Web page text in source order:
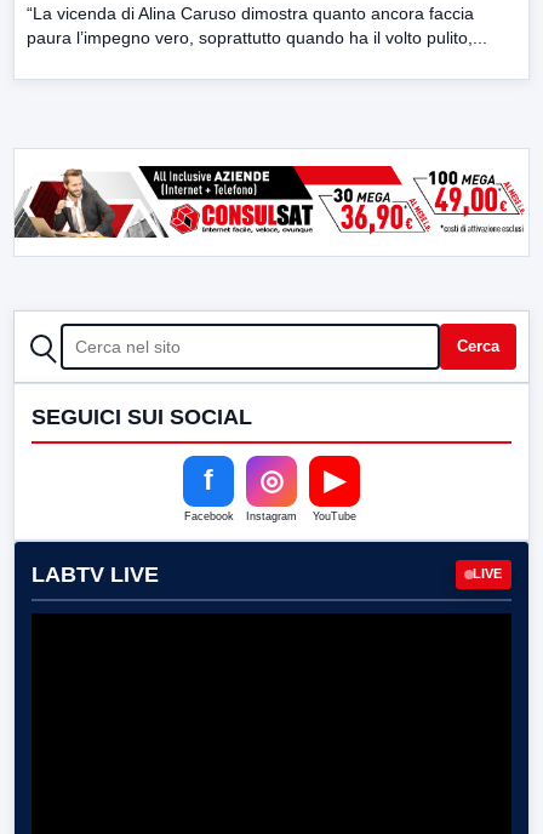
“La vicenda di Alina Caruso dimostra quanto ancora faccia
paura l’impegno vero, soprattutto quando ha il volto pulito,...
CERCA Cerca
SEGUICI SUI SOCIAL
f
Facebook
◎
Instagram
▶
YouTube
LABTV LIVE LIVE